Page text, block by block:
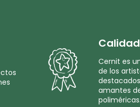
Cernit es
de los
amantes
poliméricas.